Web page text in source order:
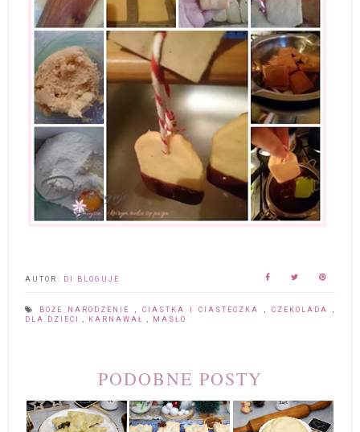
AUTOR: DI BLOGUJE
BOŻE NARODZENIE CIASTKA I CIASTECZKA CZEKOLADA
DLA DZIECI
KARNAWAŁ MASŁO
PODOBNE POSTY